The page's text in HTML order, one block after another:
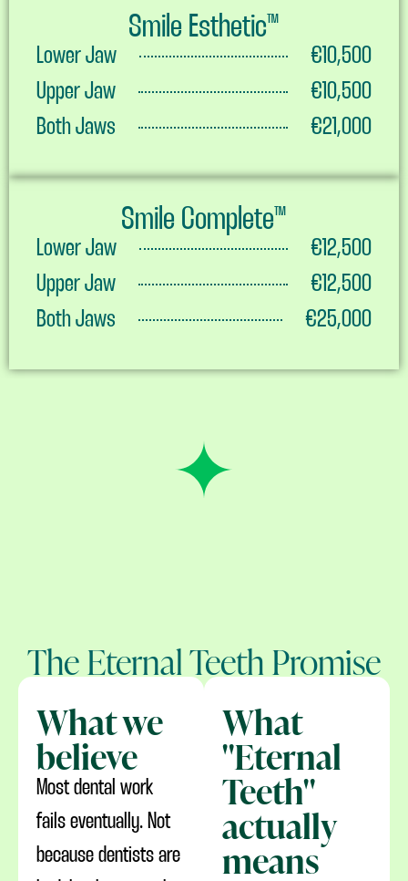
Smile Esthetic™
Lower Jaw
€10,500
Upper Jaw
€10,500
Both Jaws
€21,000
Smile Complete™
Lower Jaw
€12,500
Upper Jaw
€12,500
Both Jaws
€25,000
The Eternal Teeth Promise
What we
believe
Most dental work
fails eventually. Not
because dentists are
What
"Eternal
Teeth"
actually
means